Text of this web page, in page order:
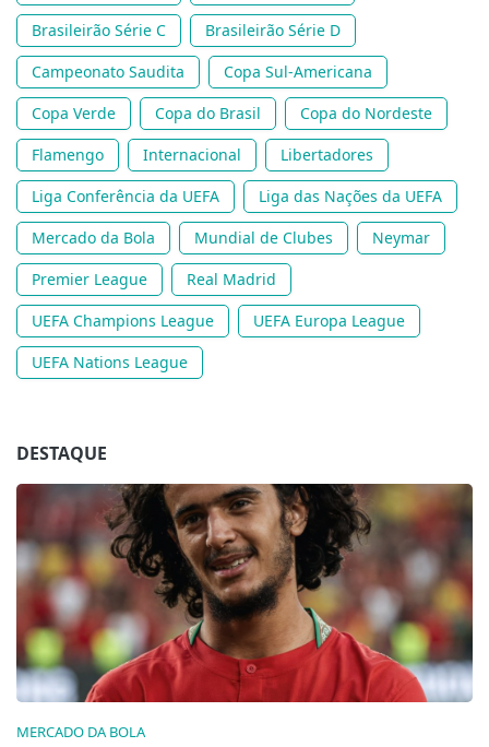
Brasileirão Série C
Brasileirão Série D
Campeonato Saudita
Copa Sul-Americana
Copa Verde
Copa do Brasil
Copa do Nordeste
Flamengo
Internacional
Libertadores
Liga Conferência da UEFA
Liga das Nações da UEFA
Mercado da Bola
Mundial de Clubes
Neymar
Premier League
Real Madrid
UEFA Champions League
UEFA Europa League
UEFA Nations League
DESTAQUE
MERCADO DA BOLA